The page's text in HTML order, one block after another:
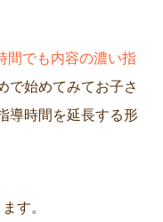
間でも内容の濃い指
で始めてみてお子さ
導時間を延長する形
す。